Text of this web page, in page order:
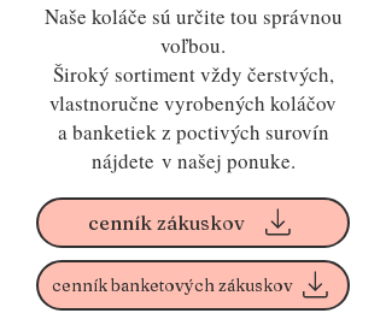
Naše koláče sú určite tou správnou
voľbou.
Široký sortiment vždy čerstvých,
vlastnoručne vyrobených koláčov
a banketiek z poctivých surovín
nájdete v našej ponuke.
cenník zákuskov
cenník banketových zákuskov